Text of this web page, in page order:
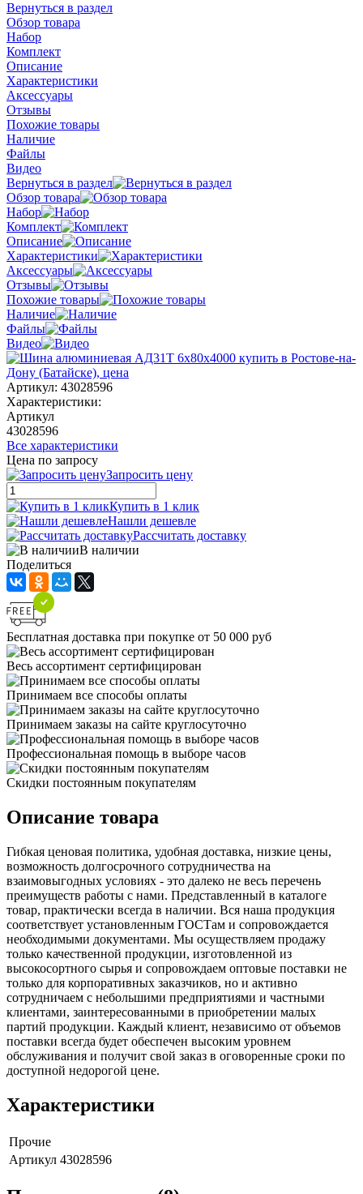
Вернуться в раздел
Обзор товара
Набор
Комплект
Описание
Характеристики
Аксессуары
Отзывы
Похожие товары
Наличие
Файлы
Видео
Вернуться в раздел
Обзор товара
Набор
Комплект
Описание
Характеристики
Аксессуары
Отзывы
Похожие товары
Наличие
Файлы
Видео
Артикул: 43028596
Характеристики:
Артикул
43028596
Все характеристики
Цена по запросу
Запросить цену
Купить в 1 клик
Нашли дешевле
Рассчитать доставку
В наличии
Поделиться
Бесплатная доставка при покупке от 50 000 руб
Весь ассортимент сертифицирован
Принимаем все способы оплаты
Принимаем заказы на сайте круглосуточно
Профессиональная помощь в выборе часов
Скидки постоянным покупателям
Описание товара
Гибкая ценовая политика, удобная доставка, низкие цены,
возможность долгосрочного сотрудничества на
взаимовыгодных условиях - это далеко не весь перечень
преимуществ работы с нами. Представленный в каталоге
товар, практически всегда в наличии. Вся наша продукция
соответствует установленным ГОСТам и сопровождается
необходимыми документами. Мы осуществляем продажу
только качественной продукции, изготовленной из
высокосортного сырья и сопровождаем оптовые поставки не
только для корпоративных заказчиков, но и активно
сотрудничаем с небольшими предприятиями и частными
клиентами, заинтересованными в приобретении малых
партий продукции. Каждый клиент, независимо от объемов
поставки всегда будет обеспечен высоким уровнем
обслуживания и получит свой заказ в оговоренные сроки по
доступной недорогой цене.
Характеристики
Прочие
Артикул 43028596